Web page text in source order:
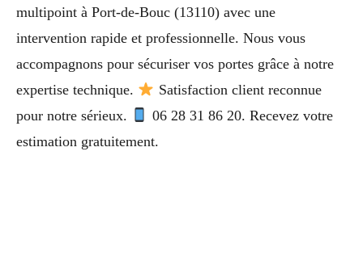
multipoint à Port-de-Bouc (13110) avec une
intervention rapide et professionnelle. Nous vous
accompagnons pour sécuriser vos portes grâce à notre
expertise technique.
Satisfaction client reconnue
pour notre sérieux.
06 28 31 86 20. Recevez votre
estimation gratuitement.